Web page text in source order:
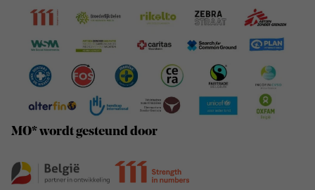
MO* wordt gesteund door